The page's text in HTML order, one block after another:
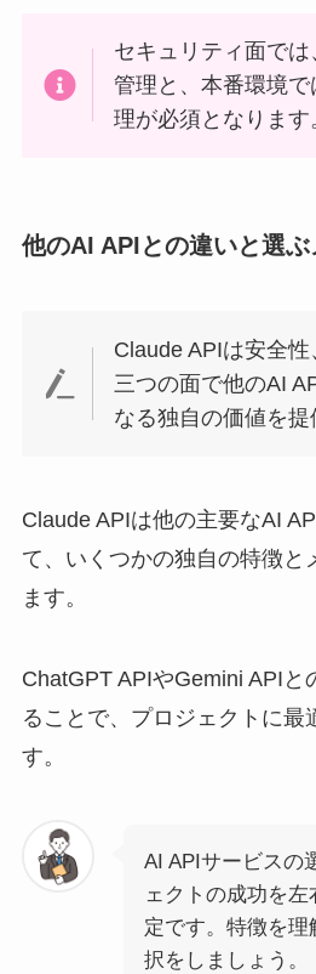
セキュリティ面で
管理と、本番環境
理が必須となります
他のAI APIとの違いと選ぶ
Claude APIは安全
三つの面で他のAI
なる独自の価値を提
Claude APIは他の主要なAI
て、いくつかの独自の特徴と
ます。
ChatGPT APIやGemini APIと
ることで、プロジェクトに最
す。
AI APIサービスの
ェクトの成功を
定です。特徴を理
択をしましょう。